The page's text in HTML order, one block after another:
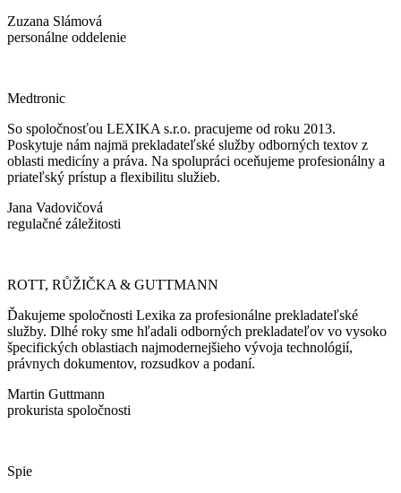
Zuzana Slámová
personálne oddelenie
Medtronic
So spoločnosťou LEXIKA s.r.o. pracujeme od roku 2013.
Poskytuje nám najmä prekladateľské služby odborných textov z
oblasti medicíny a práva. Na spolupráci oceňujeme profesionálny a
priateľský prístup a flexibilitu služieb.
Jana Vadovičová
regulačné záležitosti
ROTT, RŮŽIČKA & GUTTMANN
Ďakujeme spoločnosti Lexika za profesionálne prekladateľské
služby. Dlhé roky sme hľadali odborných prekladateľov vo vysoko
špecifických oblastiach najmodernejšieho vývoja technológií,
právnych dokumentov, rozsudkov a podaní.
Martin Guttmann
prokurista spoločnosti
Spie